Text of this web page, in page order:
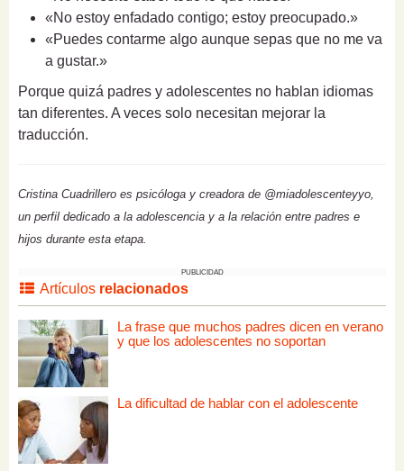
«No estoy enfadado contigo; estoy preocupado.»
«Puedes contarme algo aunque sepas que no me va
a gustar.»
Porque quizá padres y adolescentes no hablan idiomas
tan diferentes. A veces solo necesitan mejorar la
traducción.
Cristina Cuadrillero es psicóloga y creadora de @miadolescenteyyo,
un perfil dedicado a la adolescencia y a la relación entre padres e
hijos durante esta etapa.
PUBLICIDAD
Artículos relacionados
La frase que muchos padres dicen en verano
y que los adolescentes no soportan
La dificultad de hablar con el adolescente